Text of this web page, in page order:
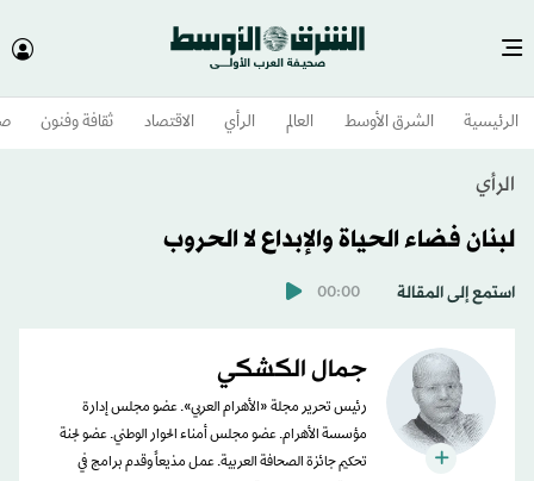
الرئيسية الشرق الأوسط​ العالم الرأي الاقتصاد ثقافة وفنون
الرأي
لبنان فضاء الحياة والإبداع لا الحروب
استمع إلى المقالة 00:00
جمال الكشكي
رئيس تحرير مجلة «الأهرام العربي». عضو مجلس إدارة
مؤسسة الأهرام. عضو مجلس أمناء الحوار الوطني. عضو لجنة
تحكيم جائزة الصحافة العربية. عمل مذيعاً وقدم برامج في